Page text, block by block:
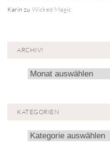
Karinzu Wicked Magic
ARCHIV!
Archiv!
KATEGORIEN
Kategorien